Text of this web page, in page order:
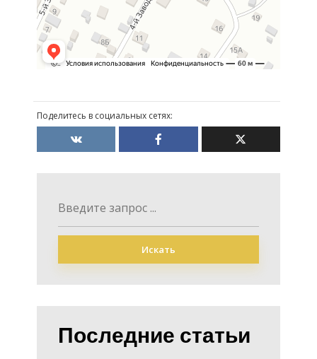
Поделитесь в социальных сетях:
Искать
Последние статьи